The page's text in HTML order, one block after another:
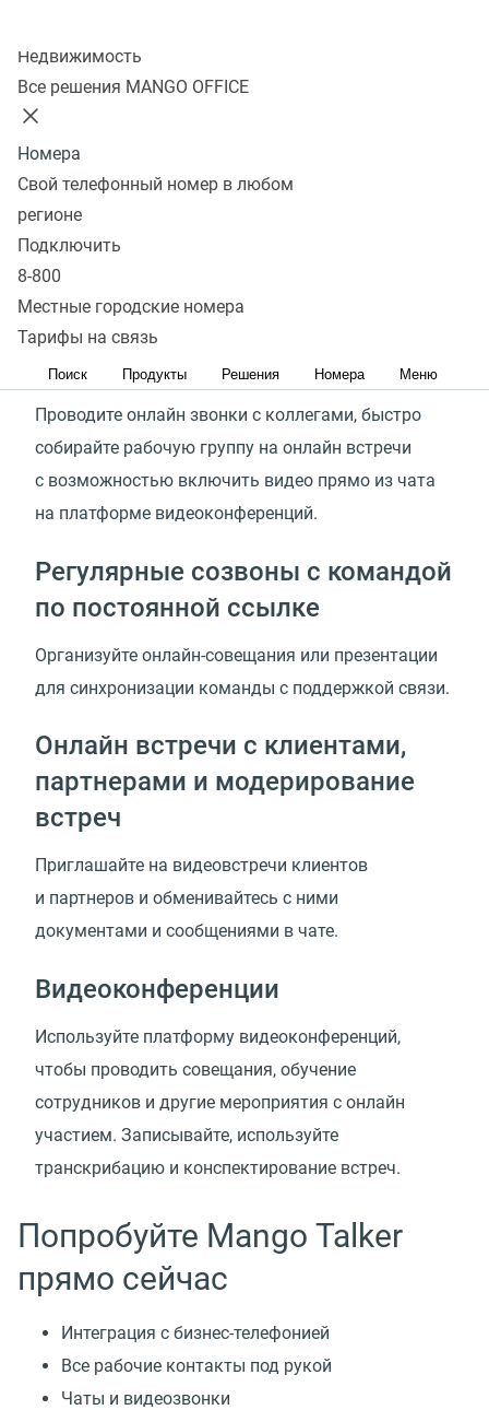
Недвижимость
Все решения MANGO OFFICE
Номера
Свой телефонный номер в любом
регионе
Подключить
8-800
Местные городские номера
Тарифы на связь
Поиск Продукты Решения Номера Меню
Оставить заявку Тарифы
Будь всегда на связи с
коллегами и партнерами
Персональные и групповые
встречи без ограничений
по времени
Проводите онлайн звонки с коллегами, быстро
собирайте рабочую группу на онлайн встречи
с возможностью включить видео прямо из чата
на платформе видеоконференций.
Регулярные созвоны с командой
по постоянной ссылке
Организуйте онлайн-совещания или презентации
для синхронизации команды с поддержкой связи.
Онлайн встречи с клиентами,
партнерами и модерирование
встреч
Приглашайте на видеовстречи клиентов
и партнеров и обменивайтесь с ними
документами и сообщениями в чате.
Видеоконференции
Используйте платформу видеоконференций,
чтобы проводить совещания, обучение
сотрудников и другие мероприятия с онлайн
участием. Записывайте, используйте
транскрибацию и конспектирование встреч.
Попробуйте Mango Talker
прямо сейчас
Интеграция с бизнес-телефонией
Все рабочие контакты под рукой
Чаты и видеозвонки